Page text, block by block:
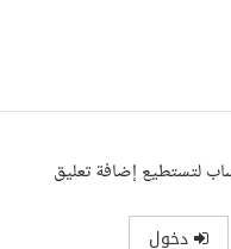
لتستطيع إضافة تعليق
دخول